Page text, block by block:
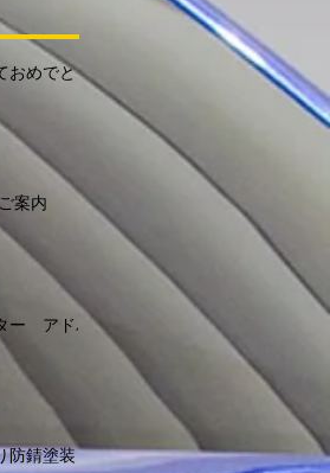
おめでとう
案内
ー アドバ
防錆塗装